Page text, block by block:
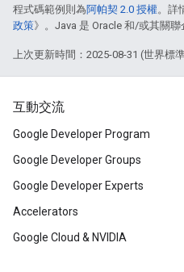
程式碼範例則為阿帕契 2.0 授權。詳
政策》。Java 是 Oracle 和/或其關聯
上次更新時間：2025-08-31 (世界標準
互動交流
Google Developer Program
Google Developer Groups
Google Developer Experts
Accelerators
Google Cloud & NVIDIA